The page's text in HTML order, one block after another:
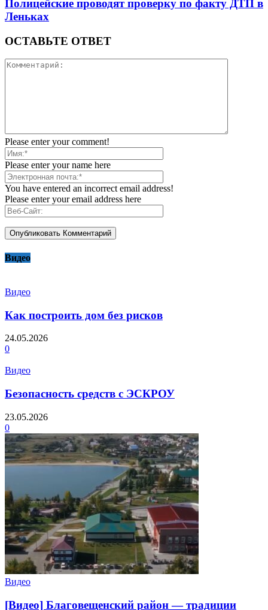
Полицейские проводят проверку по факту ДТП в
Леньках
ОСТАВЬТЕ ОТВЕТ
Please enter your comment!
Please enter your name here
You have entered an incorrect email address!
Please enter your email address here
Видео
Видео
Как построить дом без рисков
24.05.2026
0
Видео
Безопасность средств с ЭСКРОУ
23.05.2026
0
Видео
[Видео] Благовещенский район — традиции